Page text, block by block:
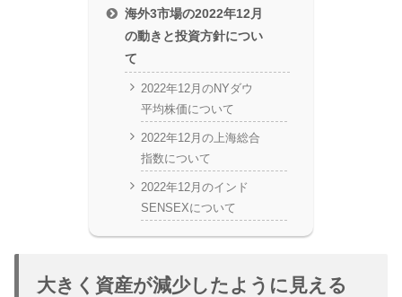
海外3市場の2022年12月
の動きと投資方針につい
て
2022年12月のNYダウ
平均株価について
2022年12月の上海総合
指数について
2022年12月のインド
SENSEXについて
大きく資産が減少したように見える